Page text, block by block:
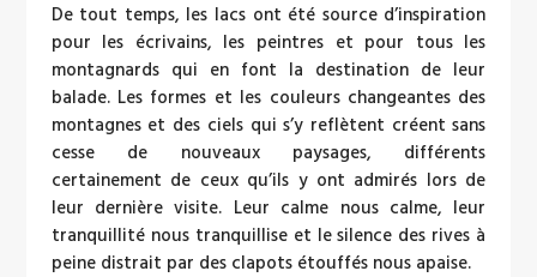
De tout temps, les lacs ont été source d’inspiration
pour les écrivains, les peintres et pour tous les
montagnards qui en font la destination de leur
balade. Les formes et les couleurs changeantes des
montagnes et des ciels qui s’y reflètent créent sans
cesse de nouveaux paysages, différents
certainement de ceux qu’ils y ont admirés lors de
leur dernière visite. Leur calme nous calme, leur
tranquillité nous tranquillise et le silence des rives à
peine distrait par des clapots étouffés nous apaise.